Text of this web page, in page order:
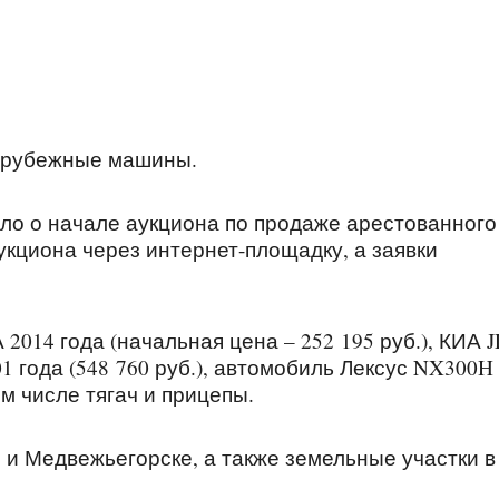
машины.
о начале аукциона по продаже арестованного
через интернет-площадку, а заявки
года (начальная цена – 252 195 руб.), КИА
(548 760 руб.), автомобиль Лексус NX300H
числе тягач и прицепы.
Медвежьегорске, а также земельные участки в